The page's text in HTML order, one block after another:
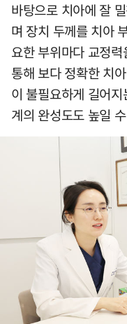
바탕으로 치아에 잘
며 장치 두께를 치아
요한 부위마다 교정
통해 보다 정확한 치
이 불필요하게 길어
계의 완성도도 높일